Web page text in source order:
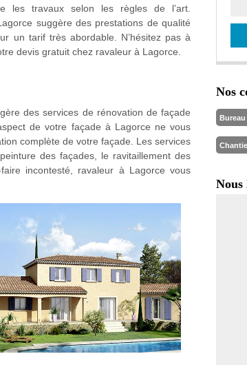
les travaux selon les règles de l’art.
suggère des prestations de qualité
un tarif très abordable. N’hésitez pas à
devis gratuit chez ravaleur à Lagorce.
des services de rénovation de façade
de votre façade à Lagorce ne vous
complète de votre façade. Les services
des façades, le ravitaillement des
incontesté, ravaleur à Lagorce vous
Nos
Bureau
Nous